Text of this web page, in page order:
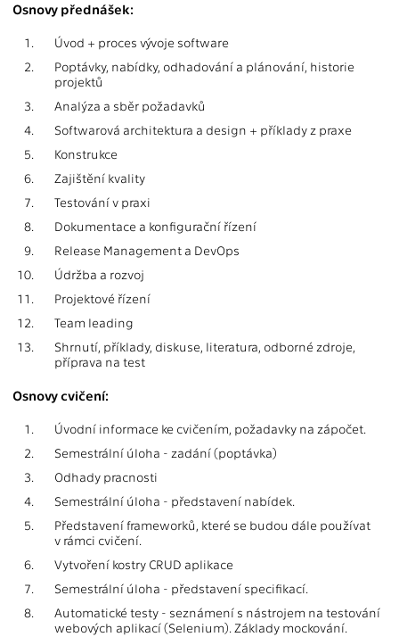
Osnovy přednášek:
1.
Úvod + proces vývoje software
2.
Poptávky, nabídky, odhadování a plánování, historie
projektů
3.
Analýza a sběr požadavků
4.
Softwarová architektura a design + příklady z praxe
5.
Konstrukce
6.
Zajištění kvality
7.
Testování v praxi
8.
Dokumentace a konfigurační řízení
9.
Release Management a DevOps
10.
Údržba a rozvoj
11.
Projektové řízení
12.
Team leading
13.
Shrnutí, příklady, diskuse, literatura, odborné zdroje,
příprava na test
Osnovy cvičení:
1.
Úvodní informace ke cvičením, požadavky na zápočet.
2.
Semestrální úloha - zadání (poptávka)
3.
Odhady pracnosti
4.
Semestrální úloha - představení nabídek.
5.
Představení frameworků, které se budou dále používat
v rámci cvičení.
6.
Vytvoření kostry CRUD aplikace
7.
Semestrální úloha - představení specifikací.
8.
Automatické testy - seznámení s nástrojem na testování
webových aplikací (Selenium). Základy mockování.